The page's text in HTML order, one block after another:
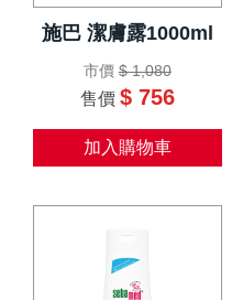
施巴 潔膚露1000ml
市價 $ 1,080
售價 $ 756
加入購物車